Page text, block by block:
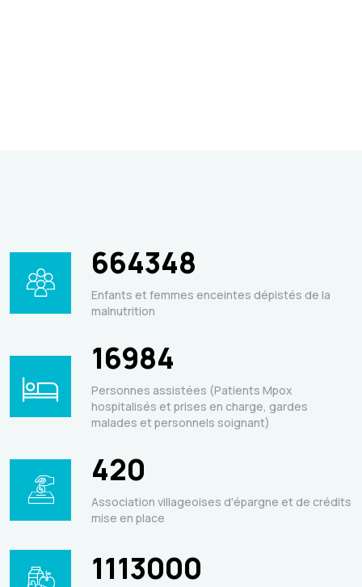
664348
Enfants et femmes enceintes dépistés de la
malnutrition
16984
Personnes assistées (Patients Mpox
hospitalisés et prises en charge, gardes
malades et personnels soignant)
420
Association villageoises d'épargne et de crédits
mise en place
1113000